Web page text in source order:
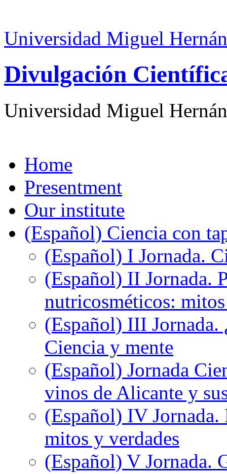
Universidad Miguel
Divulgación
Universidad Miguel
Home
Presentment
Our institute
(Español) Ciencia con
(Español) I Jornada.
(Español) II Jornada.
nutricosméticos:
(Español) III Jornada.
Ciencia y mente
(Español) Jornada
vinos de Alicante y
(Español) IV
mitos y verdades
(Español) V Jornada.